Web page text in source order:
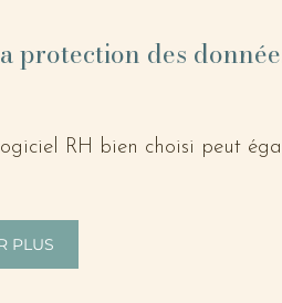
protection des
RH bien choisi peut
garantissant que les
contre les menaces
PLUS